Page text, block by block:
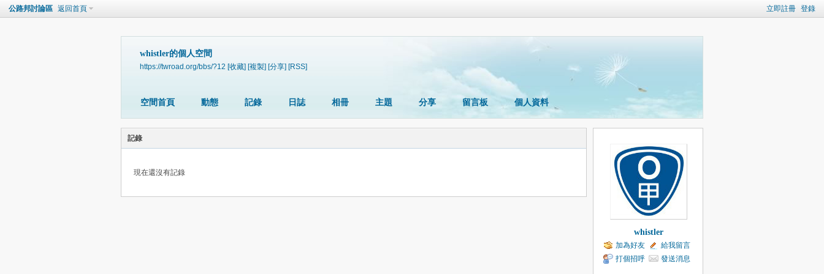
立即註冊 登錄
公路邦討論區 返回首頁
whistler的個人空間
https://twroad.org/bbs/?12 [收藏] [複製] [分享] [RSS]
空間首頁 動態 記錄 日誌 相冊 主題 分享 留言板 個人資料
記錄
現在還沒有記錄
whistler
加為好友
給我留言
打個招呼
發送消息